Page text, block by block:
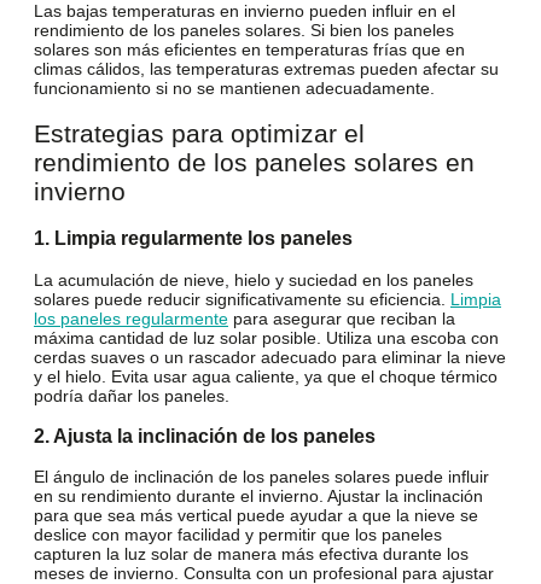
Las bajas temperaturas en invierno pueden influir en el
rendimiento de los paneles solares. Si bien los paneles
solares son más eficientes en temperaturas frías que en
climas cálidos, las temperaturas extremas pueden afectar su
funcionamiento si no se mantienen adecuadamente.
Estrategias para optimizar el
rendimiento de los paneles solares en
invierno
1. Limpia regularmente los paneles
La acumulación de nieve, hielo y suciedad en los paneles
solares puede reducir significativamente su eficiencia. Limpia
los paneles regularmente para asegurar que reciban la
máxima cantidad de luz solar posible. Utiliza una escoba con
cerdas suaves o un rascador adecuado para eliminar la nieve
y el hielo. Evita usar agua caliente, ya que el choque térmico
podría dañar los paneles.
2. Ajusta la inclinación de los paneles
El ángulo de inclinación de los paneles solares puede influir
en su rendimiento durante el invierno. Ajustar la inclinación
para que sea más vertical puede ayudar a que la nieve se
deslice con mayor facilidad y permitir que los paneles
capturen la luz solar de manera más efectiva durante los
meses de invierno. Consulta con un profesional para ajustar